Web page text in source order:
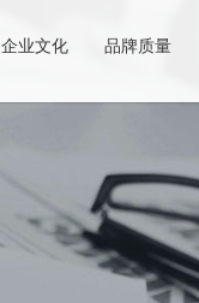
企业文化 品牌质量